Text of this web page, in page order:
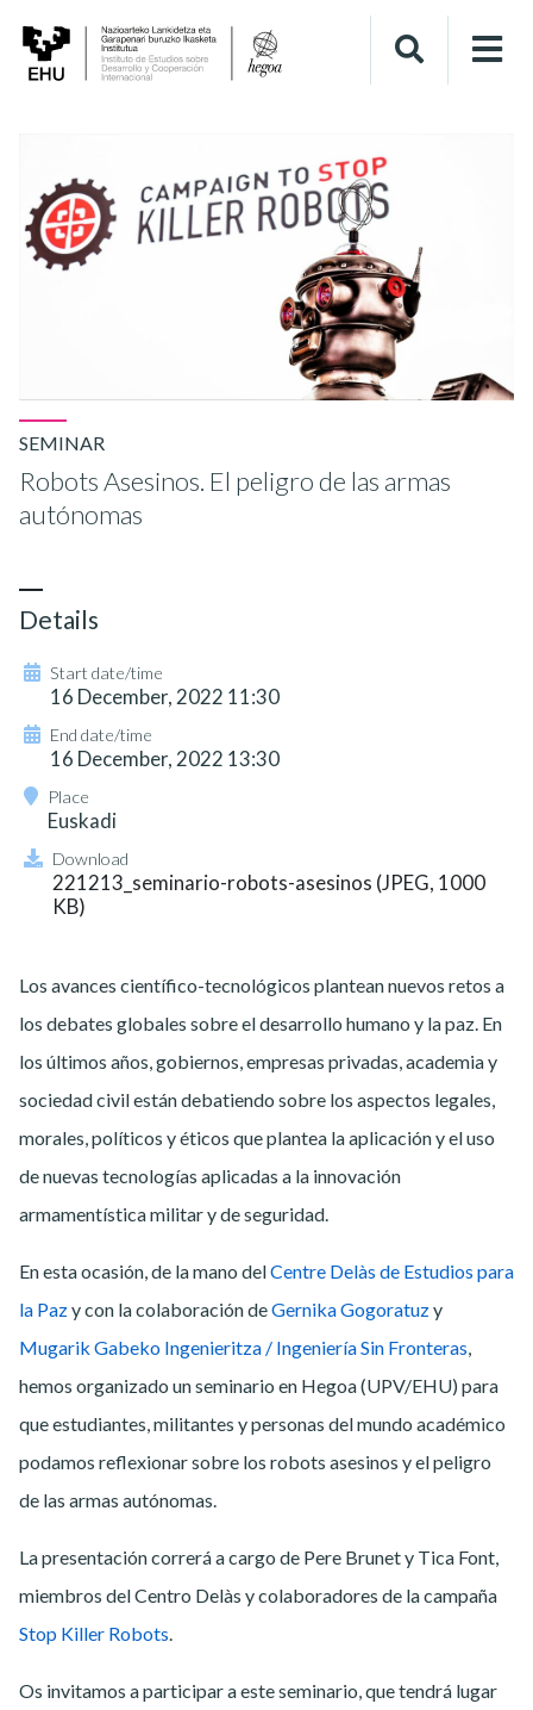
SEMINAR
Robots Asesinos. El peligro de las armas
autónomas
Los avances científico-tecnológicos plantean nuevos retos a
los debates globales sobre el desarrollo humano y la paz. En
los últimos años, gobiernos, empresas privadas, academia y
sociedad civil están debatiendo sobre los aspectos legales,
morales, políticos y éticos que plantea la aplicación y el uso
de nuevas tecnologías aplicadas a la innovación
armamentística militar y de seguridad.
En esta ocasión, de la mano delCentre Delàs de Estudios para
la Pazy con la colaboración deGernika Gogoratuzy
Mugarik Gabeko Ingenieritza / Ingeniería Sin Fronteras
hemos organizado un seminario en Hegoa (UPV/EHU) para
que estudiantes, militantes y personas del mundo académico
podamos reflexionar sobre los robots asesinos y el peligro
de las armas autónomas.
La presentación correrá a cargo de Pere Brunet y Tica Font,
miembros del Centro Delàs y colaboradores de la campaña
Stop Killer Robots
Os invitamos a participar a este seminario, que tendrá lugar
Details
Start date/time
16 December, 2022 11:30
End date/time
16 December, 2022 13:30
Place
Euskadi
Download
221213_seminario-robots-asesinos (JPEG, 1000
KB)